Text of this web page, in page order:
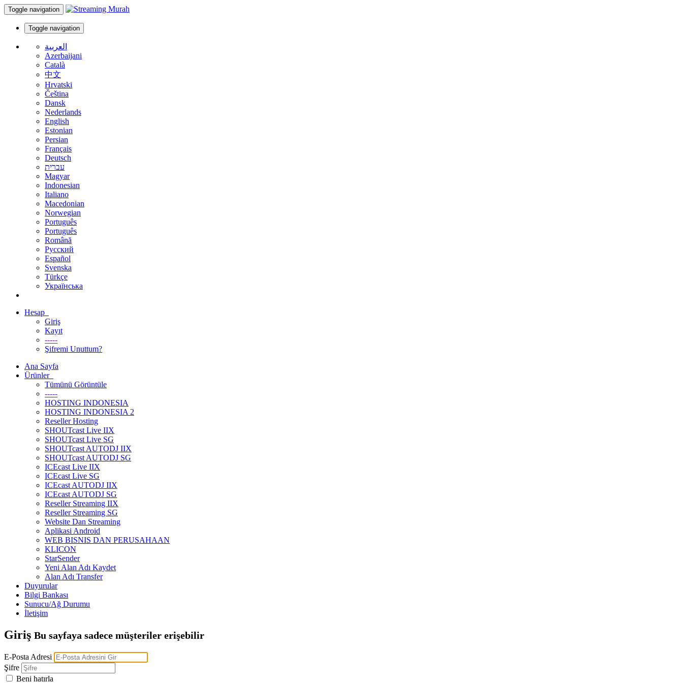
Toggle navigation
Toggle navigation
العربية
Azerbaijani
Català
中文
Hrvatski
Čeština
Dansk
Nederlands
English
Estonian
Persian
Français
Deutsch
עברית
Magyar
Indonesian
Italiano
Macedonian
Norwegian
Português
Português
Română
Русский
Español
Svenska
Türkçe
Українська
Hesap
Giriş
Kayıt
-----
Şifremi Unuttum?
Ana Sayfa
Ürünler
Tümünü Görüntüle
-----
HOSTING INDONESIA
HOSTING INDONESIA 2
Reseller Hosting
SHOUTcast Live IIX
SHOUTcast Live SG
SHOUTcast AUTODJ IIX
SHOUTcast AUTODJ SG
ICEcast Live IIX
ICEcast Live SG
ICEcast AUTODJ IIX
ICEcast AUTODJ SG
Reseller Streaming IIX
Reseller Streaming SG
Website Dan Streaming
Aplikasi Android
WEB BISNIS DAN PERUSAHAAN
KLICON
StarSender
Yeni Alan Adı Kaydet
Alan Adı Transfer
Duyurular
Bilgi Bankası
Sunucu/Ağ Durumu
İletişim
Giriş Bu sayfaya sadece müşteriler erişebilir
E-Posta Adresi
Şifre
Beni hatırla